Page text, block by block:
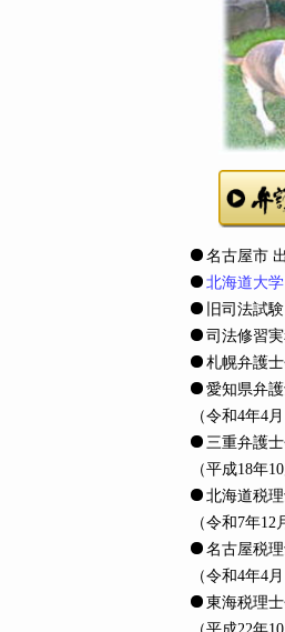
名古屋市
北海道大
旧司法試
司法修習
札幌弁護
愛知県弁
（令和4年4
三重弁護
（平成18年
北海道税
（令和7年12
名古屋税
（令和4年4
東海税理